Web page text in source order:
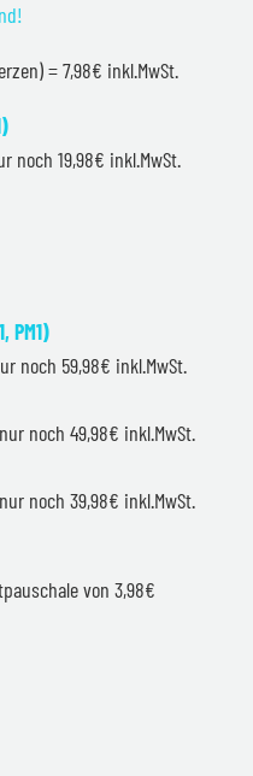
= 7,98€ inkl.MwSt.
noch 19,98€ inkl.MwSt.
PM1)
noch 59,98€ inkl.MwSt.
noch 49,98€ inkl.MwSt.
noch 39,98€ inkl.MwSt.
von 3,98€